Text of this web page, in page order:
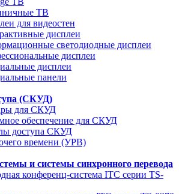
ТВ
для видеостен
дисплеи
светодиодные дисплеи
дисплеи
дисплеи
панели
(СКУД)
для СКУД
обеспечение для СКУД
доступа СКУД
времени (УРВ)
и системы синхронного перевода
конференц-система ITC серии TS-